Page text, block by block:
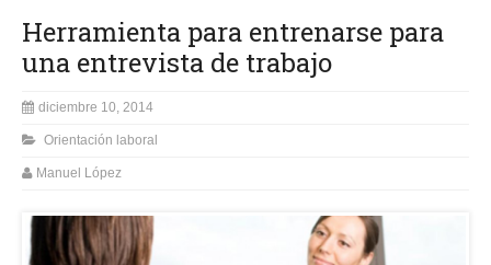
Herramienta para entrenarse para
una entrevista de trabajo
diciembre 10, 2014
Orientación laboral
Manuel López